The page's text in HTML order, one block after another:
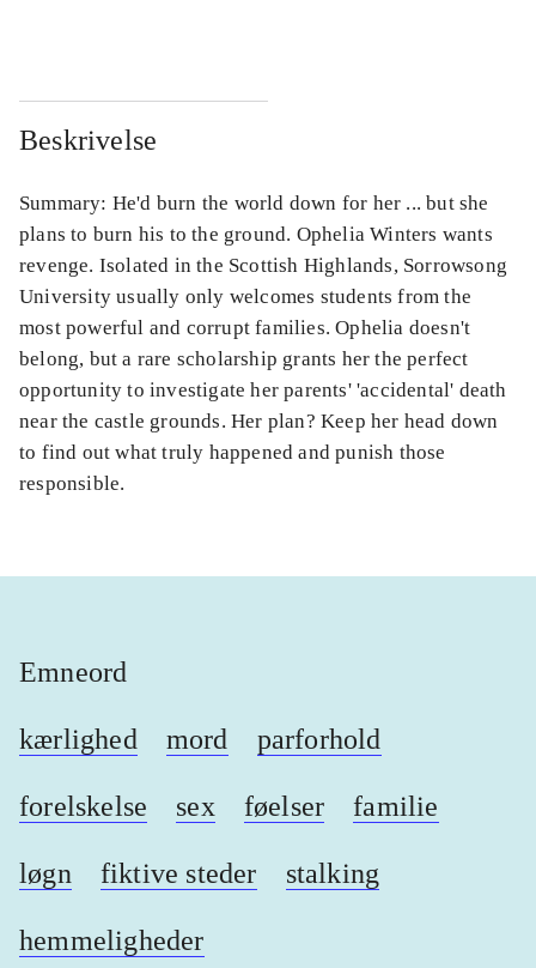
Beskrivelse
Summary: He'd burn the world down for her ... but she
plans to burn his to the ground. Ophelia Winters wants
revenge. Isolated in the Scottish Highlands, Sorrowsong
University usually only welcomes students from the
most powerful and corrupt families. Ophelia doesn't
belong, but a rare scholarship grants her the perfect
opportunity to investigate her parents' 'accidental' death
near the castle grounds. Her plan? Keep her head down
to find out what truly happened and punish those
responsible.
Emneord
kærlighed mord parforhold
forelskelse sex føelser familie
løgn fiktive steder stalking
hemmeligheder